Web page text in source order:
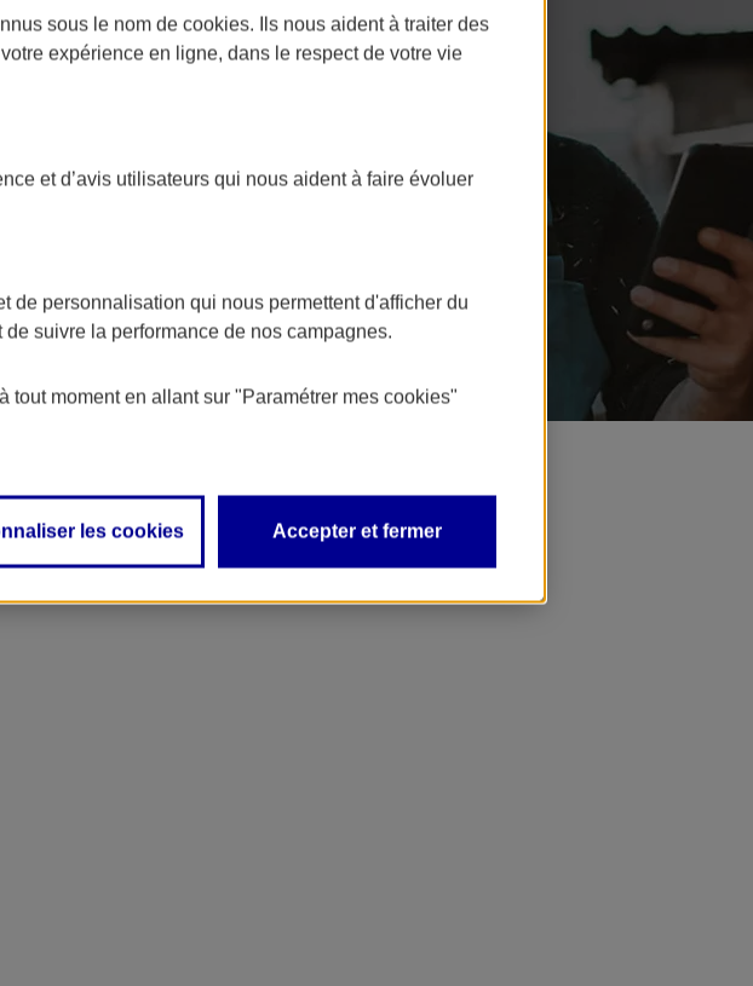
de transformation et de diversification
sous le nom de cookies. Ils nous aident à traiter des
expérience en ligne, dans le respect de votre vie
et d’avis utilisateurs qui nous aident à faire évoluer
de personnalisation qui nous permettent d'afficher du
suivre la performance de nos campagnes.
tout moment en allant sur "Paramétrer mes cookies"
les cookies Accepter et fermer